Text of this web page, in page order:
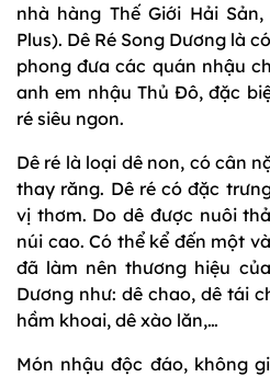
nhà hàng Thế Giới Hải
Plus). Dê Ré Song Dương là
phong đưa các quán nhậu
anh em nhậu Thủ Đô, đặc
ré siêu ngon.
Dê ré là loại dê non, có cân
thay răng. Dê ré có đặc
vị thơm. Do dê được nuôi
núi cao. Có thể kể đến một
đã làm nên thương hiệu
Dương như: dê chao, dê tái
hầm khoai, dê xào lăn,…
Món nhậu độc đáo, không